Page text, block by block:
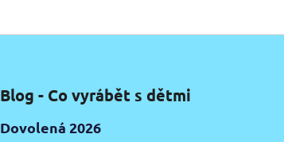
Blog - Co vyrábět s dětmi
Dovolená 2026